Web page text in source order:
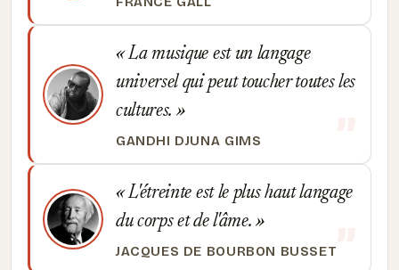
La musique est un langage
universel qui peut toucher toutes les
cultures.
GANDHI DJUNA GIMS
L'étreinte est le plus haut langage
du corps et de l'âme.
JACQUES DE BOURBON BUSSET